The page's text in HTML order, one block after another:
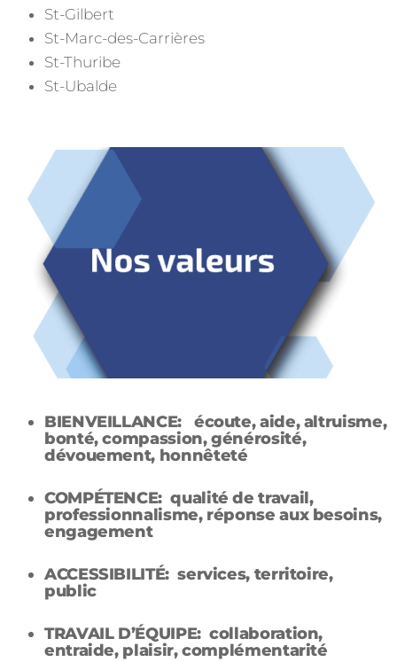
St-Gilbert
St-Marc-des-Carrières
St-Thuribe
St-Ubalde
BIENVEILLANCE:
écoute, aide, altruisme,
bonté, compassion, générosité,
dévouement, honnêteté
COMPÉTENCE: qualité de travail,
professionnalisme, réponse aux besoins,
engagement
ACCESSIBILITÉ: services, territoire,
public
TRAVAIL D’ÉQUIPE: collaboration,
entraide, plaisir, complémentarité